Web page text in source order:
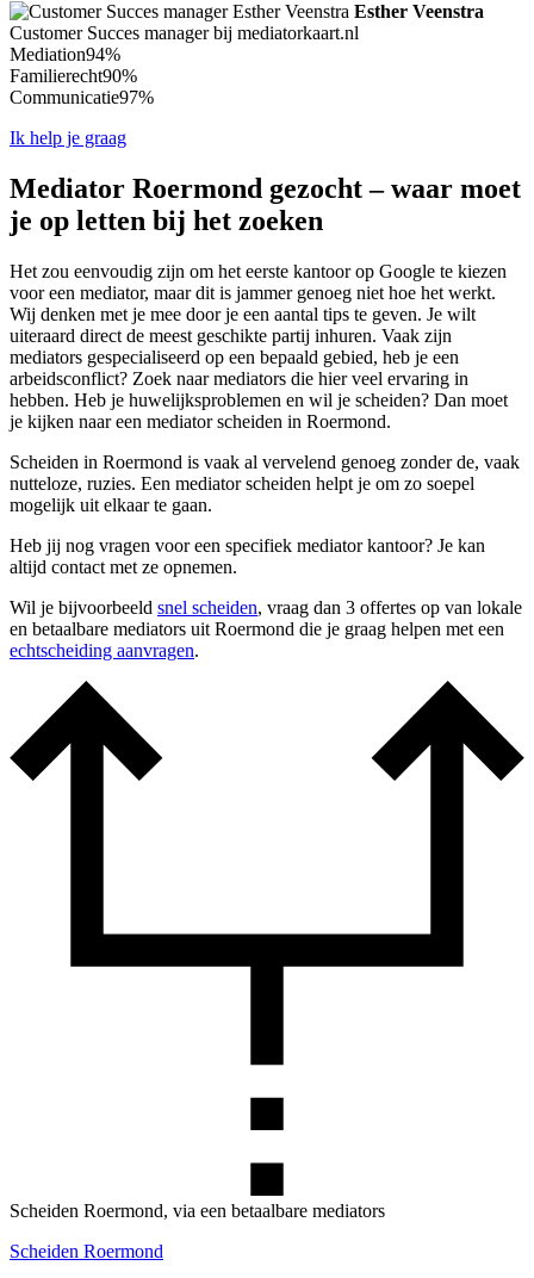
Esther Veenstra
Customer Succes manager bij mediatorkaart.nl
Mediation94%
Familierecht90%
Communicatie97%
Ik help je graag
Mediator Roermond gezocht – waar moet
je op letten bij het zoeken
Het zou eenvoudig zijn om het eerste kantoor op Google te kiezen
voor een mediator, maar dit is jammer genoeg niet hoe het werkt.
Wij denken met je mee door je een aantal tips te geven. Je wilt
uiteraard direct de meest geschikte partij inhuren. Vaak zijn
mediators gespecialiseerd op een bepaald gebied, heb je een
arbeidsconflict? Zoek naar mediators die hier veel ervaring in
hebben. Heb je huwelijksproblemen en wil je scheiden? Dan moet
je kijken naar een mediator scheiden in Roermond.
Scheiden in Roermond is vaak al vervelend genoeg zonder de, vaak
nutteloze, ruzies. Een mediator scheiden helpt je om zo soepel
mogelijk uit elkaar te gaan.
Heb jij nog vragen voor een specifiek mediator kantoor? Je kan
altijd contact met ze opnemen.
Wil je bijvoorbeeld snel scheiden, vraag dan 3 offertes op van lokale
en betaalbare mediators uit Roermond die je graag helpen met een
echtscheiding aanvragen.
Scheiden Roermond, via een betaalbare mediators
Scheiden Roermond